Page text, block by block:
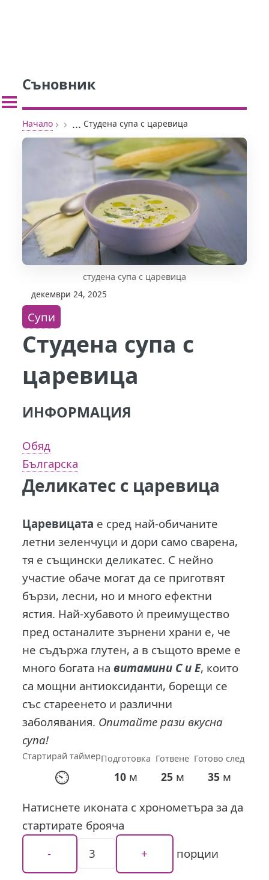
Съновник
Начало › › ... Студена супа с царевица
студена супа с царевица
декември 24, 2025
Супи
Студена супа с
царевица
ИНФОРМАЦИЯ
Обяд
Българска
Деликатес с царевица
Царевицата е сред най-обичаните
летни зеленчуци и дори само сварена,
тя е същински деликатес. С нейно
участие обаче могат да се приготвят
бързи, лесни, но и много ефектни
ястия. Най-хубавото ѝ преимущество
пред останалите зърнени храни е, че
не съдържа глутен, а в същото време е
много богата навитамини С и Е, които
са мощни антиоксиданти, борещи се
със стареенето и различни
заболявания. Опитайте рази вкусна
супа!
Стартирай таймер
⏲
Подготовка
10 м
Готвене
25м
Готово след
35м
Натиснете иконата с хронометъра за да
стартирате брояча
порции